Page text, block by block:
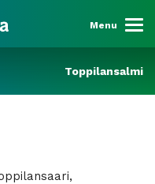
Menu
Toppilansalmi